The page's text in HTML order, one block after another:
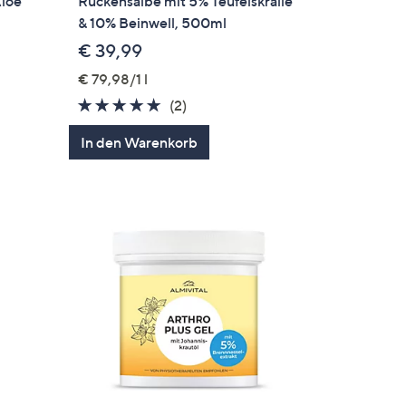
& 10% Beinwell, 500ml
€ 39,99
€ 79,98/1 l
5.0
von
5
(2)
Bewertungen
In den Warenkorb